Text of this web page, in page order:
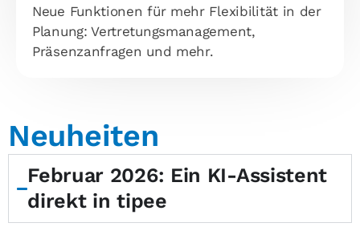
Neue Funktionen für mehr Flexibilität in der
Planung: Vertretungsmanagement,
Präsenzanfragen und mehr.
Neuheiten
Februar 2026: Ein KI-Assistent
direkt in tipee